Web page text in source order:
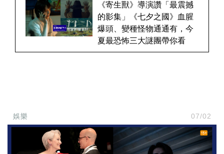
《寄生獸》導演讚「最震撼
的影集」《七夕之國》血腥
爆頭、變種怪物通通有，今
夏最恐怖三大謎團帶你看
娛樂 07/02